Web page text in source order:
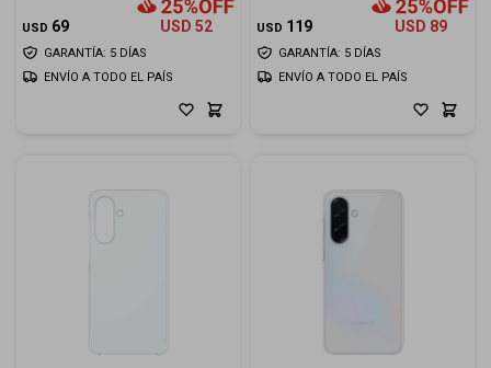
USD 69 USD 52
GARANTÍA: 5 DÍAS
ENVÍO A TODO EL PAÍS
USD 119 USD 89
GARANTÍA: 5 DÍAS
ENVÍO A TODO EL PAÍS